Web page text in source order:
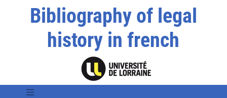
Bibliography of legal
history in french